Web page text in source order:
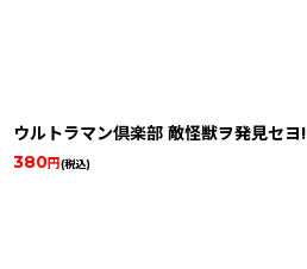
ウルトラマン倶楽部 敵怪獣ヲ発見セヨ!
380円(税込)